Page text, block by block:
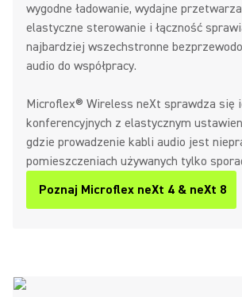
wygodne ładowanie, wydajne
elastyczne sterowanie i łączność
najbardziej wszechstronne
audio do współpracy.
Microflex® Wireless neXt sprawdza się
konferencyjnych z elastycznym
gdzie prowadzenie kabli audio jest
pomieszczeniach używanych tylko
Poznaj Microflex neXt 4 & neXt 8